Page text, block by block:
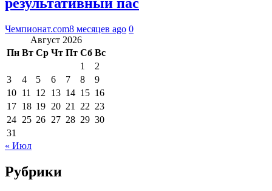
Чемпионат.com8 месяцев ago 0
Август 2026
Пн Вт Ср Чт Пт Сб Вс
1
2
3
4 5 6 7 8
9
10 11 12 13 14 15 16
17 18 19 20 21 22 23
24 25 26 27 28 29 30
31
« Июл
Рубрики